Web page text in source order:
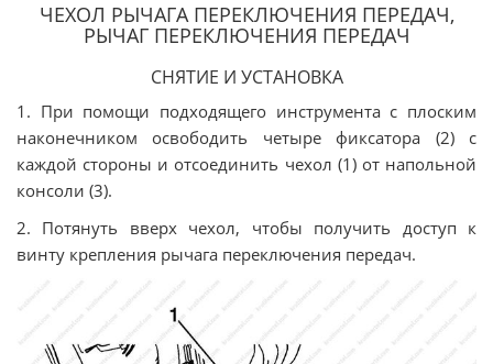
ЧЕХОЛ РЫЧАГА ПЕРЕКЛЮЧЕНИЯ ПЕРЕДАЧ,
РЫЧАГ ПЕРЕКЛЮЧЕНИЯ ПЕРЕДАЧ
СНЯТИЕ И УСТАНОВКА
1. При помощи подходящего инструмента с плоским
наконечником освободить четыре фиксатора (2) с
каждой стороны и отсоединить чехол (1) от напольной
консоли (3).
2. Потянуть вверх чехол, чтобы получить доступ к
винту крепления рычага переключения передач.